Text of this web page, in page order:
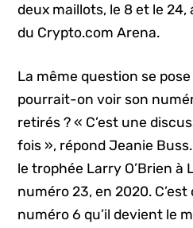
deux maillots, le 8 et le
du Crypto.com Arena.
La même question se
pourrait-on voir son
retirés ? « C’est une
fois », répond Jeanie
le trophée Larry O’Brien à
numéro 23, en 2020.
numéro 6 qu’il devient le